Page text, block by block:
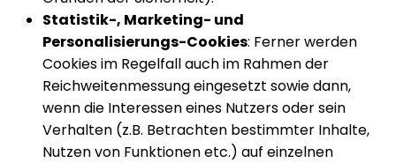
Statistik-, Marketing- und
Personalisierungs-Cookies: Ferner werden
Cookies im Regelfall auch im Rahmen der
Reichweitenmessung eingesetzt sowie dann,
wenn die Interessen eines Nutzers oder sein
Verhalten (z.B. Betrachten bestimmter Inhalte,
Nutzen von Funktionen etc.) auf einzelnen